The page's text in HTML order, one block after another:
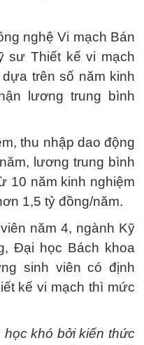
nghệ Vi mạch Bán
sư Thiết kế vi mạch
trên số năm kinh
lương trung bình
thu nhập dao động
lương trung bình
10 năm kinh nghiệm
1,5 tỷ đồng/năm.
năm 4, ngành Kỹ
Đại học Bách khoa
sinh viên có định
kế vi mạch thì mức
học khó bởi kiến thức